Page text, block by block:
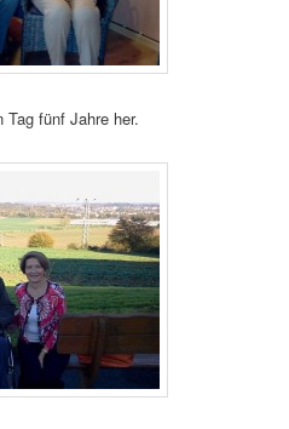
fünf Jahre her.